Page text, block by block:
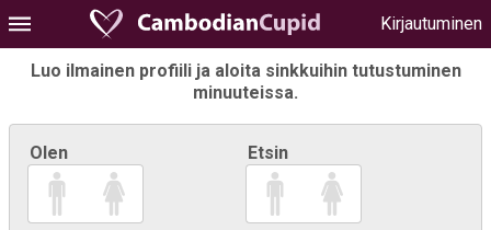
Kirjautuminen
Luo ilmainen profiili ja aloita sinkkuihin tutustuminen
minuuteissa.
Olen Etsin